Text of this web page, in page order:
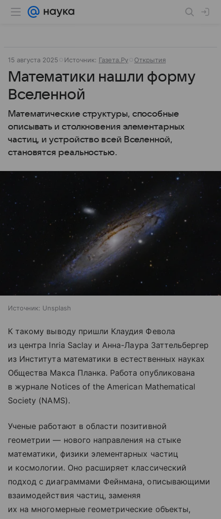
15 августа 2025 Источник: Газета.Ру Открытия
Математики нашли форму
Вселенной
Математические структуры, способные
описывать и столкновения элементарных
частиц, и устройство всей Вселенной,
становятся реальностью.
Источник: Unsplash
К такому выводу пришли Клаудия Февола
из центра Inria Saclay и Анна-Лаура Заттельбергер
из Института математики в естественных науках
Общества Макса Планка. Работа опубликована
в журнале Notices of the American Mathematical
Society (NAMS).
Ученые работают в области позитивной
геометрии — нового направления на стыке
математики, физики элементарных частиц
и космологии. Оно расширяет классический
подход с диаграммами Фейнмана, описывающими
взаимодействия частиц, заменяя
их на многомерные геометрические объекты,